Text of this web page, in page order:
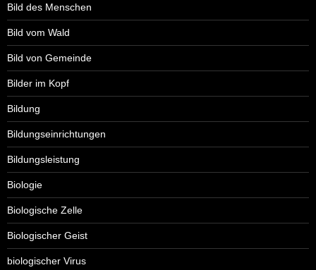
Bild des Menschen
Bild vom Wald
Bild von Gemeinde
Bilder im Kopf
Bildung
Bildungseinrichtungen
Bildungsleistung
Biologie
Biologische Zelle
Biologischer Geist
biologischer Virus